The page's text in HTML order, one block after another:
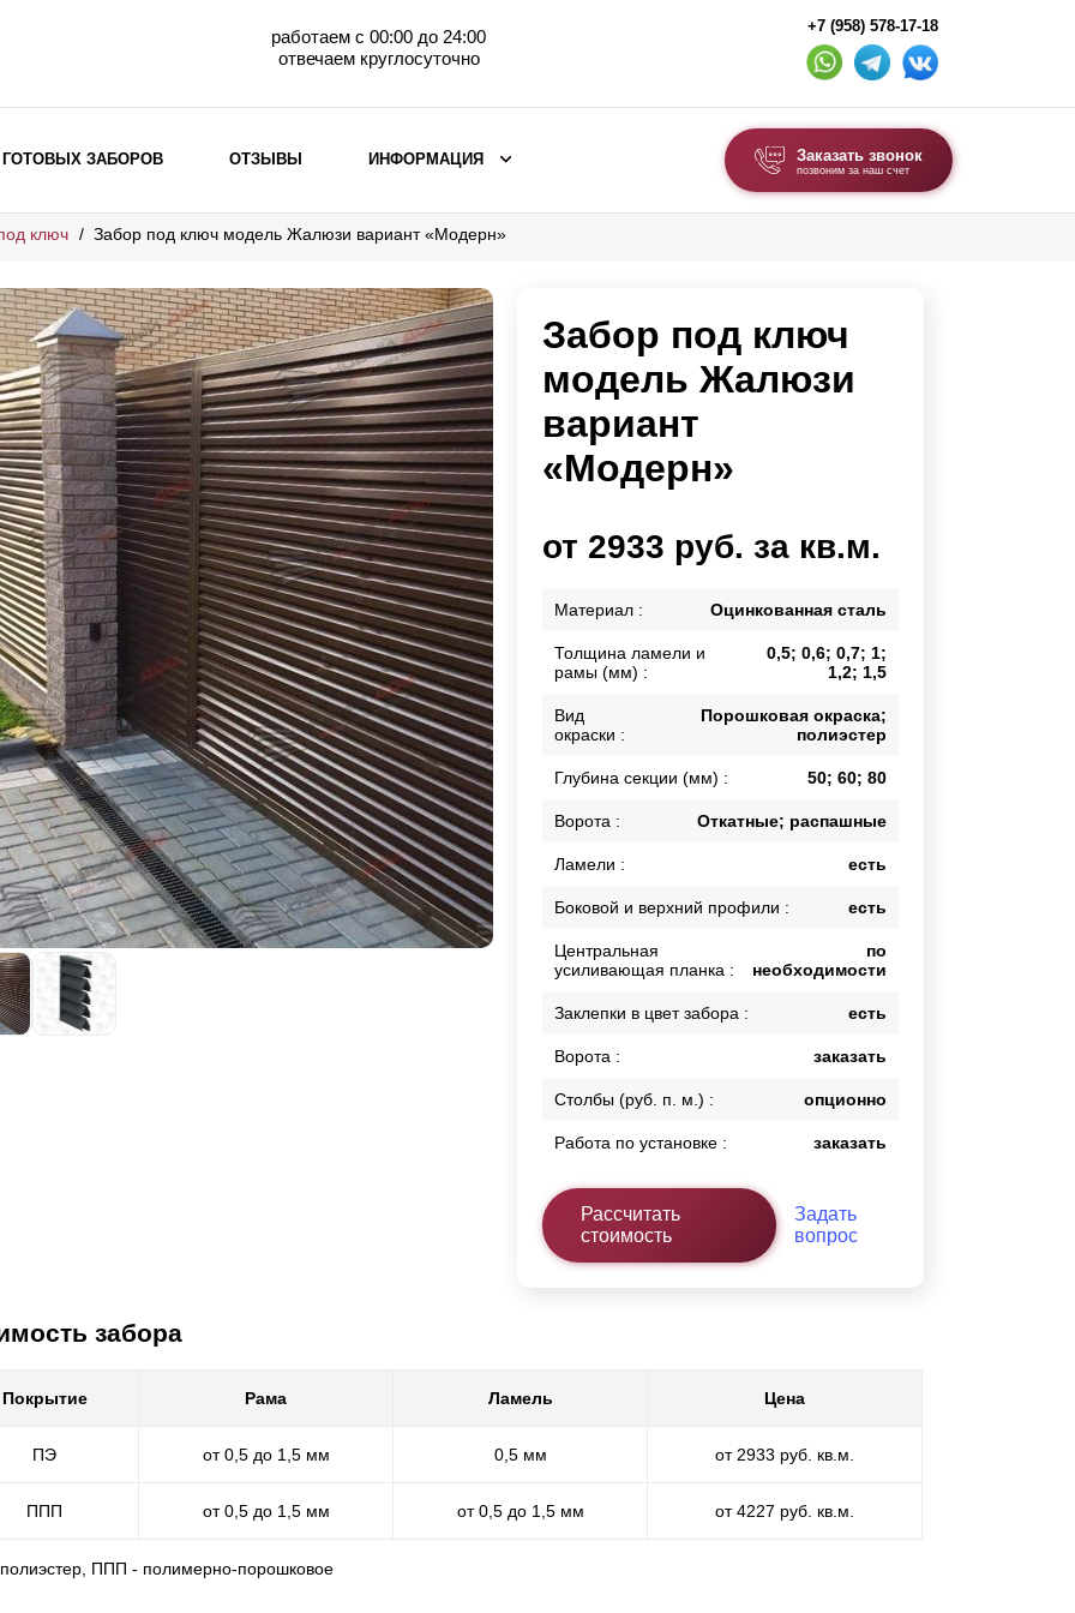
работаем с 00:00 до 24:00
отвечаем круглосуточно
+7 (958) 578-17-18
ВЫБОР ПО МАТЕРИАЛУ
Заборы с кирпичными столбами
Заборы из евроштакетника
горизонтального
Металлические заборы для дачи
Забор жалюзи с кирпичными столбами
Металлические заборы
Металлические ограждения
ВЫБОР ПО ХАРАКТЕРИСТИКАМ
Горизонтальные заборы
Высокие заборы
Красивые, дизайнерские заборы
ВЫБОР ПО СПОСОБУ МОНТАЖА
Заборы под ключ
Готовые заборы
Комплекты заборов-лего "сделай сам"
Быстровозводимые заборы
Комбинированные заборы
Секционные заборы
ВОРОТА И КАЛИТКИ
Ворота откатные
Ворота складные гармошка
Каркасы ворот
Входные группы
ГОТОВЫХ ЗАБОРОВ ОТЗЫВЫ ИНФОРМАЦИЯ Заказать звонок
позвоним за наш счет
ключ Забор под ключ модель Жалюзи вариант «Модерн»
Забор под ключ
модель Жалюзи
вариант
«Модерн»
от 2933 руб. за кв.м.
Материал : Оцинкованная сталь
Толщина ламели и
рамы (мм) :
0,5; 0,6; 0,7; 1;
1,2; 1,5
Вид
окраски :
Порошковая окраска;
полиэстер
Глубина секции (мм) : 50; 60; 80
Ворота : Откатные; распашные
Ламели : есть
Боковой и верхний профили : есть
Центральная
усиливающая планка :
по
необходимости
Заклепки в цвет забора : есть
Ворота : заказать
Столбы (руб. п. м.) : опционно
Работа по установке : заказать
Рассчитать
стоимость
Задать
вопрос
забора
Покрытие Рама Ламель Цена
ПЭ от 0,5 до 1,5 мм 0,5 мм от 2933 руб. кв.м.
ППП от 0,5 до 1,5 мм от 0,5 до 1,5 мм от 4227 руб. кв.м.
ППП - полимерно-порошковое